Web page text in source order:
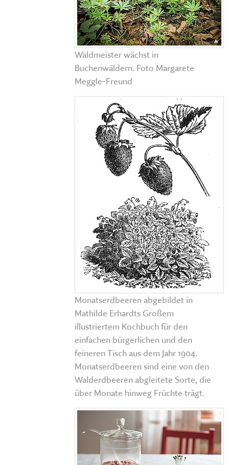
Waldmeister wächst in
Buchenwäldern. Foto Margarete
Meggle-Freund
Monatserdbeeren abgebildet in
Mathilde Erhardts Großem
illustriertem Kochbuch für den
einfachen bürgerlichen und den
feineren Tisch aus dem Jahr 1904.
Monatserdbeeren sind eine von den
Walderdbeeren abgleitete Sorte, die
über Monate hinweg Früchte trägt.